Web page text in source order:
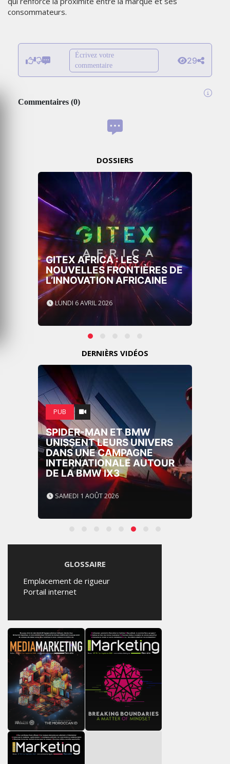
consommateurs.
Écrivez votre
commentaire
29
Commentaires (0)
DOSSIERS
GITEX AFRICA : LES
NOUVELLES FRONTIÈRES DE
L’INNOVATION AFRICAINE
LUNDI 6 AVRIL 2026
DERNIÈRS VIDÉOS
PUB
SPIDER-MAN ET BMW
UNISSENT LEURS UNIVERS
DANS UNE CAMPAGNE
INTERNATIONALE AUTOUR
DE LA BMW IX3
SAMEDI 1 AOÛT 2026
GLOSSAIRE
Emplacement de rigueur
Portail internet